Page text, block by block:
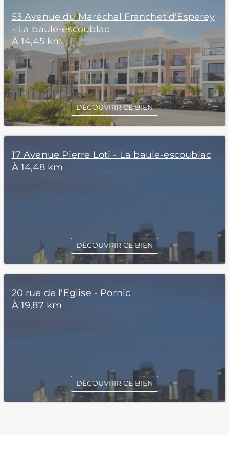
53 Avenue du Maréchal Franchet d'Esperey
- La baule-escoublac
À 14,45 km
DÉCOUVRIR CE BIEN
17 Avenue Pierre Loti - La baule-escoublac
À 14,48 km
DÉCOUVRIR CE BIEN
20 rue de l'Eglise - Pornic
À 19,87 km
DÉCOUVRIR CE BIEN